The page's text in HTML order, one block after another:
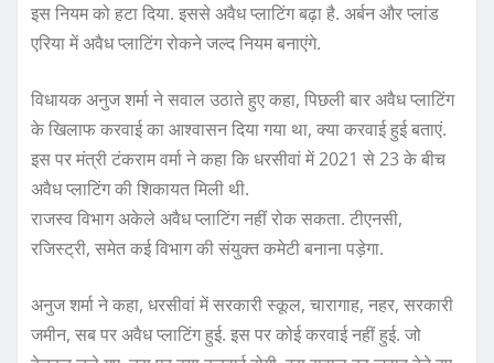
इस नियम को हटा दिया. इससे अवैध प्लाटिंग बढ़ा है. अर्बन और प्लांड
एरिया में अवैध प्लाटिंग रोकने जल्द नियम बनाएंगे.
विधायक अनुज शर्मा ने सवाल उठाते हुए कहा, पिछली बार अवैध प्लाटिंग
के खिलाफ करवाई का आश्वासन दिया गया था, क्या करवाई हुई बताएं.
इस पर मंत्री टंकराम वर्मा ने कहा कि धरसीवां में 2021 से 23 के बीच
अवैध प्लाटिंग की शिकायत मिली थी.
राजस्व विभाग अकेले अवैध प्लाटिंग नहीं रोक सकता. टीएनसी,
रजिस्ट्री, समेत कई विभाग की संयुक्त कमेटी बनाना पड़ेगा.
अनुज शर्मा ने कहा, धरसीवां में सरकारी स्कूल, चारागाह, नहर, सरकारी
जमीन, सब पर अवैध प्लाटिंग हुई. इस पर कोई करवाई नहीं हुई. जो